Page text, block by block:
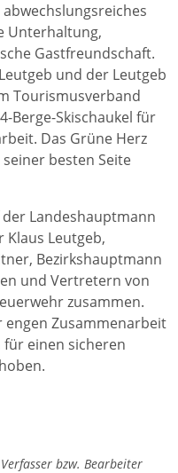
Unterhaltung,
Gastfreundschaft.
und der Leutgeb
Tourismusverband
Berge-Skischaukel für
Das Grüne Herz
besten Seite
Landeshauptmann
Leutgeb,
Bezirkshauptmann
und Vertretern von
zusammen.
engen Zusammenarbeit
einen sicheren
bzw. Bearbeiter